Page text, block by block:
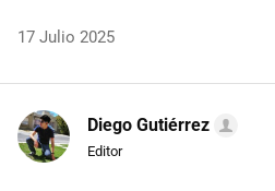
17 Julio 2025
Diego Gutiérrez
Editor